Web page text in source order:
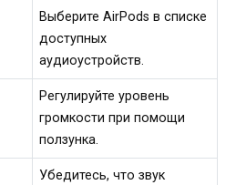
Выберите AirPods в списке
доступных
аудиоустройств.
Регулируйте уровень
громкости при помощи
ползунка.
Убедитесь, что звук